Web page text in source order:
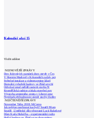
Kalendář akcí 15
Vložit událost
NEJNOVĚJŠÍ ZPRÁVY
Den židovských památek dnes otevře v Čes
V Horním Maršově v Krkonoších začaly prá
Světelné instalace a videomapping lákají
Demolici vyhořelé budovy ve Zlíně urychl
Odvolací soud nařídil zastavit stavbu Tr
Kroměřížská radnice získala stavební pov
Výstavba urgentního centra v Liberci ome
Nymburk přehodnocuje záměr stavby školky
NEJČTENĚJŠÍ ZPRÁVY
November Talks 2018: M.Corea
Jak nejlépe navrhnout kuchyň? Soutěž Blum
Soutěž „Umělecké dílo věnované Lucii Bakešové
Dům Karla Hubáčka – experimentální rodin
Hořící budova ve Zlíně se na dvou místec